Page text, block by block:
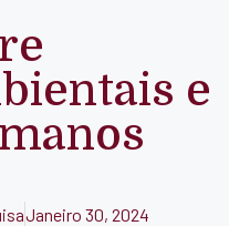
e
Janeiro 30, 2024